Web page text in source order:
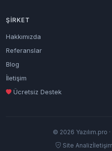
ŞIRKET
Hakkımızda
Referanslar
Blog
İletişim
Ücretsiz Destek
© 2026 Yazılım.pro ·
Site Analizİletişim